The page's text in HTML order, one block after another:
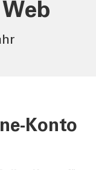
Konto